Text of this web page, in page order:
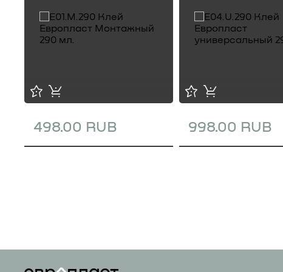
498.00 RUB 998.00 RUB